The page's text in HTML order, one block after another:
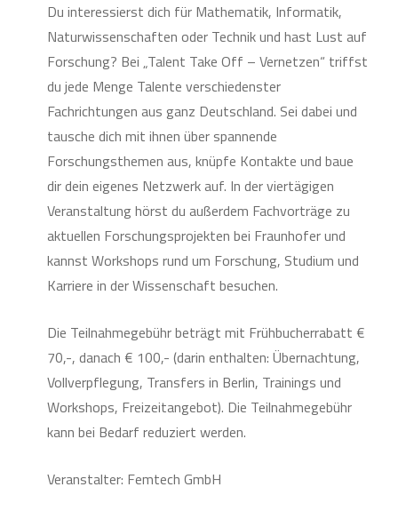
Du interessierst dich für Mathematik, Informatik,
Naturwissenschaften oder Technik und hast Lust auf
Forschung? Bei „Talent Take Off – Vernetzen“ triffst
du jede Menge Talente verschiedenster
Fachrichtungen aus ganz Deutschland. Sei dabei und
tausche dich mit ihnen über spannende
Forschungsthemen aus, knüpfe Kontakte und baue
dir dein eigenes Netzwerk auf. In der viertägigen
Veranstaltung hörst du außerdem Fachvorträge zu
aktuellen Forschungsprojekten bei Fraunhofer und
kannst Workshops rund um Forschung, Studium und
Karriere in der Wissenschaft besuchen.
Die Teilnahmegebühr beträgt mit Frühbucherrabatt €
70,-, danach € 100,- (darin enthalten: Übernachtung,
Vollverpflegung, Transfers in Berlin, Trainings und
Workshops, Freizeitangebot). Die Teilnahmegebühr
kann bei Bedarf reduziert werden.
Veranstalter: Femtech GmbH